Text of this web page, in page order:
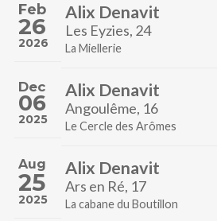
Feb
26
2026
Alix Denavit
Les Eyzies, 24
La Miellerie
Dec
06
2025
Alix Denavit
Angoulême, 16
Le Cercle des Arômes
Aug
25
2025
Alix Denavit
Ars en Ré, 17
La cabane du Boutillon